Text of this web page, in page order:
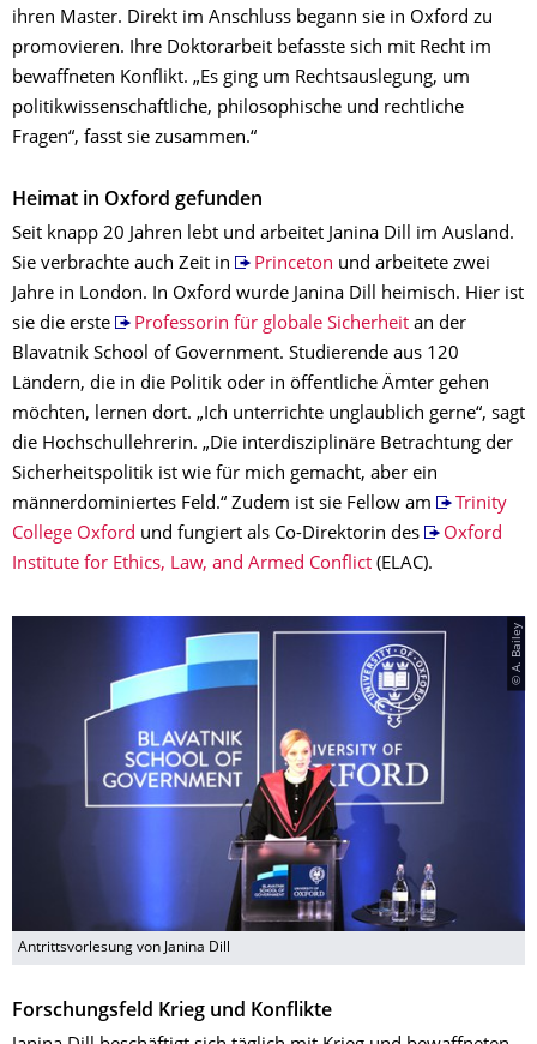
ihren Master. Direkt im Anschluss begann sie in Oxford zu
promovieren. Ihre Doktorarbeit befasste sich mit Recht im
bewaffneten Konflikt. „Es ging um Rechtsauslegung, um
politikwissenschaftliche, philosophische und rechtliche
Fragen“, fasst sie zusammen.“
Heimat in Oxford gefunden
Seit knapp 20 Jahren lebt und arbeitet Janina Dill im Ausland.
Sie verbrachte auch Zeit in
Princeton und arbeitete zwei
Jahre in London. In Oxford wurde Janina Dill heimisch. Hier ist
sie die erste
Professorin für globale Sicherheitan der
Blavatnik School of Government. Studierende aus 120
Ländern, die in die Politik oder in öffentliche Ämter gehen
möchten, lernen dort. „Ich unterrichte unglaublich gerne“, sagt
die Hochschullehrerin. „Die interdisziplinäre Betrachtung der
Sicherheitspolitik ist wie für mich gemacht, aber ein
männerdominiertes Feld.“ Zudem ist sie Fellow am
Trinity
College Oxford und fungiert als Co-Direktorin des
Oxford
Institute for Ethics, Law, and Armed Conflict (ELAC).
© A. Bailey
Antrittsvorlesung von Janina Dill
Forschungsfeld Krieg und Konflikte